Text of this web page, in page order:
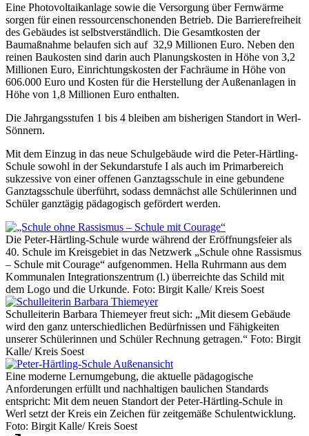
Eine Photovoltaikanlage sowie die Versorgung über Fernwärme
sorgen für einen ressourcenschonenden Betrieb. Die Barrierefreiheit
des Gebäudes ist selbstverständlich. Die Gesamtkosten der
Baumaßnahme belaufen sich auf 32,9 Millionen Euro. Neben den
reinen Baukosten sind darin auch Planungskosten in Höhe von 3,2
Millionen Euro, Einrichtungskosten der Fachräume in Höhe von
606.000 Euro und Kosten für die Herstellung der Außenanlagen in
Höhe von 1,8 Millionen Euro enthalten.
Die Jahrgangsstufen 1 bis 4 bleiben am bisherigen Standort in Werl-
Sönnern.
Mit dem Einzug in das neue Schulgebäude wird die Peter-Härtling-
Schule sowohl in der Sekundarstufe I als auch im Primarbereich
sukzessive von einer offenen Ganztagsschule in eine gebundene
Ganztagsschule überführt, sodass demnächst alle Schülerinnen und
Schüler ganztägig pädagogisch gefördert werden.
Die Peter-Härtling-Schule wurde während der Eröffnungsfeier als
40. Schule im Kreisgebiet in das Netzwerk „Schule ohne Rassismus
– Schule mit Courage“ aufgenommen. Hella Ruhrmann aus dem
Kommunalen Integrationszentrum (l.) überreichte das Schild mit
dem Logo und die Urkunde. Foto: Birgit Kalle/ Kreis Soest
Schulleiterin Barbara Thiemeyer freut sich: „Mit diesem Gebäude
wird den ganz unterschiedlichen Bedürfnissen und Fähigkeiten
unserer Schülerinnen und Schüler Rechnung getragen.“ Foto: Birgit
Kalle/ Kreis Soest
Eine moderne Lernumgebung, die aktuelle pädagogische
Anforderungen erfüllt und nachhaltigen baulichen Standards
entspricht: Mit dem neuen Standort der Peter-Härtling-Schule in
Werl setzt der Kreis ein Zeichen für zeitgemäße Schulentwicklung.
Foto: Birgit Kalle/ Kreis Soest